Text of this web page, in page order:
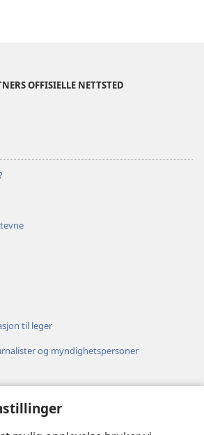
OFFISIELLE NETTSTED
til leger
og myndighetspersoner